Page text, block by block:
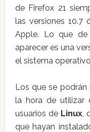
de Firefox 21
las versiones 10.7
Apple. Lo que
aparecer es una
el sistema
Los que se
la hora de utilizar
usuarios de Linux,
que hayan